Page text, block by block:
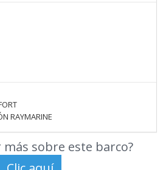
RAYMARINE
más sobre este barco?